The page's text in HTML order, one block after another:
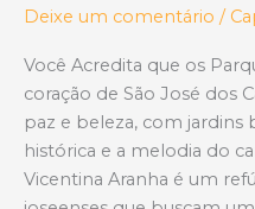
Deixe um comentário /
Você Acredita que os
coração de São José dos
paz e beleza, com jardins
histórica e a melodia do
Vicentina Aranha é um